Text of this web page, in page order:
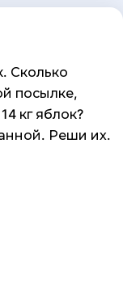
Сколько
посылке,
кг яблок?
Реши их.